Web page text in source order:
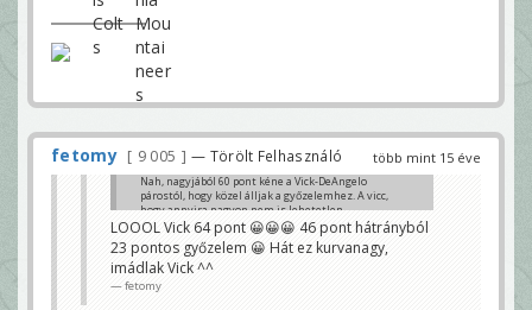
több mint 15 éve
fetomy 9 005 — Törölt Felhasználó
Nah, nagyjából 60 pont kéne a Vick-DeAngelo
párostól, hogy közel álljak a győzelemhez. A vicc,
hogy annyira nagyon nem is lehetetlen...
Amúgy sosem tanulok a hibáimból... De innentől
mégis. Soha többé az életben nem rakok Steelers
játékost a kezdőbe, csak ha semmiképpen nincs más
választásom...
fetomy
LOOOL Vick 64 pont 😀😀😀 46 pont hátrányból
23 pontos győzelem 😀 Hát ez kurvanagy,
imádlak Vick ^^
fetomy